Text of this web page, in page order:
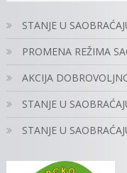
STANJE U
PROMENA REŽIMA
AKCIJA
STANJE U
STANJE U